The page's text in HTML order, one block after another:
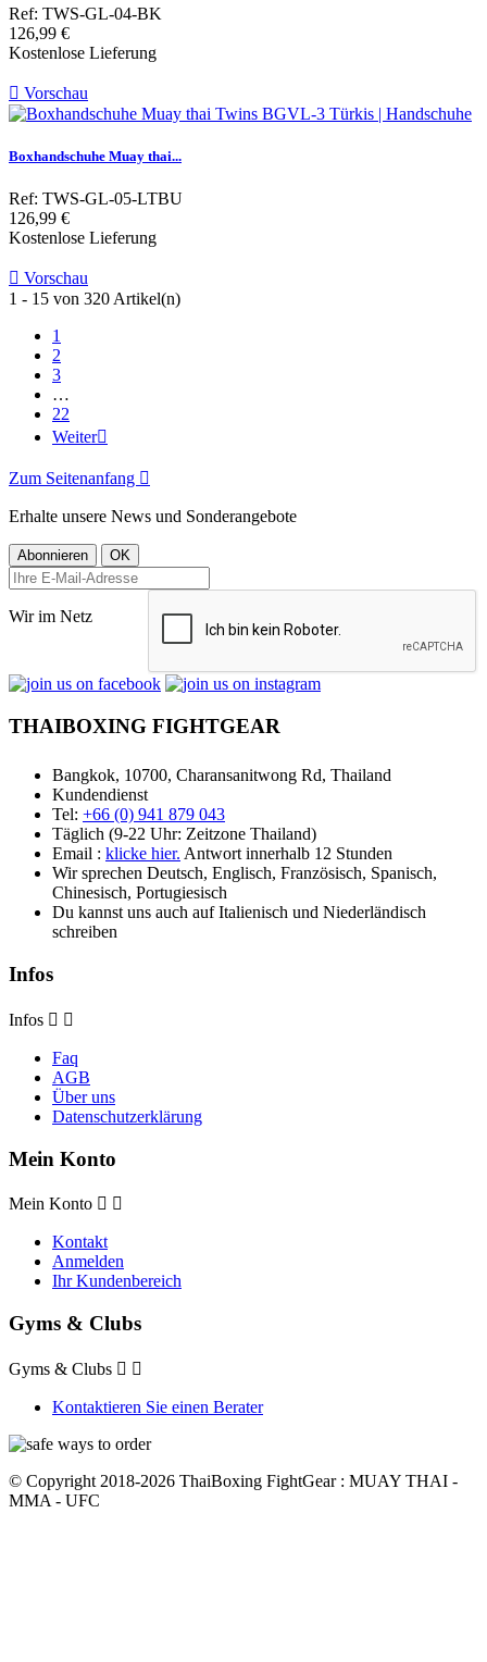
Ref: TWS-GL-04-BK
Preis
126,99 €
Kostenlose Lieferung
 Vorschau
Boxhandschuhe Muay thai...
Ref: TWS-GL-05-LTBU
Preis
126,99 €
Kostenlose Lieferung
 Vorschau
1 - 15 von 320 Artikel(n)
1
2
3
…
22
Weiter
Zum Seitenanfang 
Erhalte unsere News und Sonderangebote
Wir im Netz
THAIBOXING FIGHTGEAR
Bangkok, 10700, Charansanitwong Rd, Thailand
Kundendienst
Tel: +66 (0) 941 879 043
Täglich (9-22 Uhr: Zeitzone Thailand)
Email : klicke hier. Antwort innerhalb 12 Stunden
Wir sprechen Deutsch, Englisch, Französisch, Spanisch,
Chinesisch, Portugiesisch
Du kannst uns auch auf Italienisch und Niederländisch
schreiben
Infos
Infos  
Faq
AGB
Über uns
Datenschutzerklärung
Mein Konto
Mein Konto  
Kontakt
Anmelden
Ihr Kundenbereich
Gyms & Clubs
Gyms & Clubs  
Kontaktieren Sie einen Berater
© Copyright 2018-2026 ThaiBoxing FightGear : MUAY THAI -
MMA - UFC